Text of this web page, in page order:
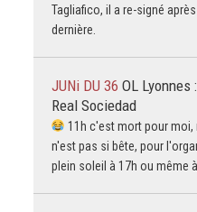
Tagliafico, il a re-signé
dernière.
JUNi DU 36 OL
Real Sociedad
11h c'est mort pour moi,
n'est pas si bête, pour
plein soleil à 17h ou même à